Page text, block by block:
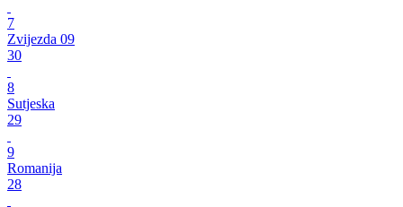
7
Zvijezda 09
30
8
Sutjeska
29
9
Romanija
28